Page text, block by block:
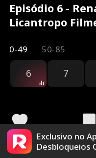
Episódio 6 -
Licantropo
0-49 50-85
6 7
2.2k
Exclusivo no
Desbloqueios